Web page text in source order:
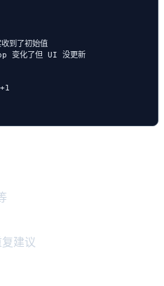
到了初始值
变化了但 UI 没更新
建议